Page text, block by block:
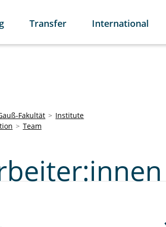
Transfer International
Fakultät
Institute
Team